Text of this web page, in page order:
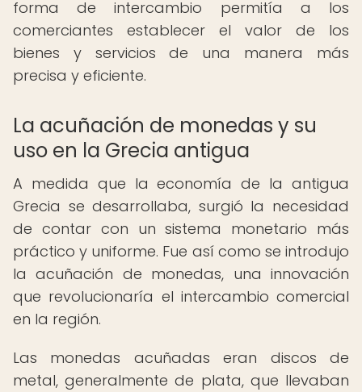
forma de intercambio permitía a los
comerciantes establecer el valor de los
bienes y servicios de una manera más
precisa y eficiente.
La acuñación de monedas y su
uso en la Grecia antigua
A medida que la economía de la antigua
Grecia se desarrollaba, surgió la necesidad
de contar con un sistema monetario más
práctico y uniforme. Fue así como se introdujo
la acuñación de monedas, una innovación
que revolucionaría el intercambio comercial
en la región.
Las monedas acuñadas eran discos de
metal, generalmente de plata, que llevaban